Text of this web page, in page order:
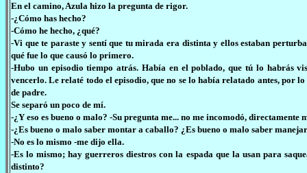
En el camino, Azula hizo la pregunta de rigor.
-¿Cómo has hecho?
-Cómo he hecho, ¿qué?
-Vi que te paraste y sentí que tu mirada era distinta y ellos estaban
qué fue lo que causó lo primero.
-Hubo un episodio tiempo atrás. Había en el poblado, que tú lo habrás
vencerlo. Le relaté todo el episodio, que no se lo había relatado antes, por
de padre.
Se separó un poco de mí.
-¿Y eso es bueno o malo? -Su pregunta me... no me incomodó, directamente
-¿Es bueno o malo saber montar a caballo? ¿Es bueno o malo saber
-No es lo mismo -me dijo ella.
-Es lo mismo; hay guerreros diestros con la espada que la usan para
distinto?